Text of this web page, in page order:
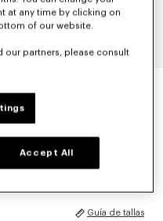
Guía de tallas
at any time by clicking on
of our website.
our partners, please consult
Accept All